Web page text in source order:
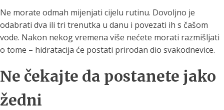
Ne morate odmah mijenjati cijelu rutinu. Dovoljno je
odabrati dva ili tri trenutka u danu i povezati ih s čašom
vode. Nakon nekog vremena više nećete morati razmišljati
o tome – hidratacija će postati prirodan dio svakodnevice.
Ne čekajte da postanete jako
žedni